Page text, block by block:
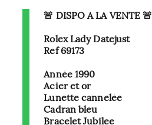
🚨 DISPO A LA VENTE 🚨
Rolex Lady Datejust
Ref 69173
Année 1990
Acier et or
Lunette cannelée
Cadran bleu
Bracelet Jubilee